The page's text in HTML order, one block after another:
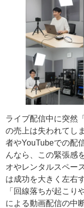
ライブ配信中に突然
の売上は失われてし
者やYouTubeでの配
んなら、この緊張感
オやレンタルスペー
は成功を大きく左右
「回線落ちが起こり
による動画配信の中